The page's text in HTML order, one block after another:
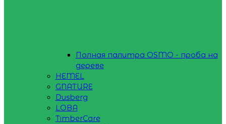
Полная палитра OSMO - проба на
дереве
HEMEL
GNATURE
Dusberg
LOBA
TimberCare